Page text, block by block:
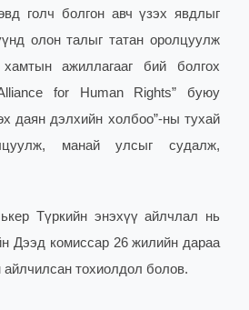
голч болгон авч үзэх явдлыг
олон талыг татан оролцуулж
ажиллагааг бий болгох
for Human Rights” буюу
даян дэлхийн холбоо”-ны тухай
манай улсыг судалж,
Түркийн энэхүү айлчлал нь
Дээд комиссар 26 жилийн дараа
тохиолдол болов.